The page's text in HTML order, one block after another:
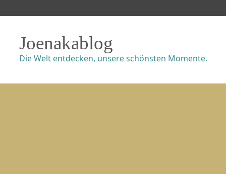
Joenakablog
Die Welt entdecken, unsere schönsten Momente.